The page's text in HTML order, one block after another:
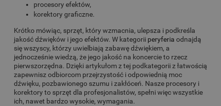
procesory efektów,
korektory graficzne.
Krótko mówiąc, sprzęt, który wzmacnia, ulepsza i podkreśla
jakość dźwięków i jego efektów. W kategorii peryferia odnajdą
się wszyscy, którzy uwielbiają zabawę dźwiękiem, a
jednocześnie wiedzą, że jego jakość na koncercie to rzecz
pierwszorzędna. Dzięki artykułom z tej podkategorii z łatwością
zapewnisz odbiorcom przejrzystość i odpowiednią moc
dźwięku, pozbawionego szumu i zakłóceń. Nasze procesory i
korektory to sprzęt dla profesjonalistów, spełni więc wszystkie
ich, nawet bardzo wysokie, wymagania.